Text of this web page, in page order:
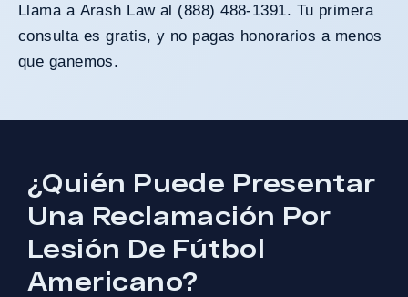
Llama a Arash Law al (888) 488-1391. Tu primera
consulta es gratis, y no pagas honorarios a menos
que ganemos.
¿Quién Puede Presentar
Una Reclamación Por
Lesión De Fútbol
Americano?